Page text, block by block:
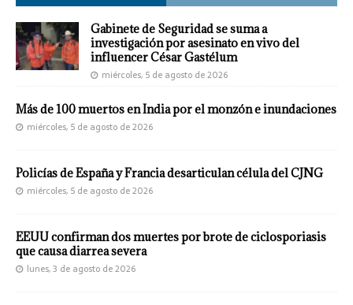
Gabinete de Seguridad se suma a
investigación por asesinato en vivo del
influencer César Gastélum
miércoles, 5 de agosto de 2026
Más de 100 muertos en India por el monzón e inundaciones
miércoles, 5 de agosto de 2026
Policías de España y Francia desarticulan célula del CJNG
miércoles, 5 de agosto de 2026
EEUU confirman dos muertes por brote de ciclosporiasis
que causa diarrea severa
lunes, 3 de agosto de 2026